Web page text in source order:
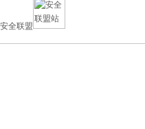
安全联盟